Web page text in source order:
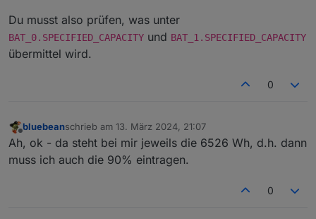
Du musst also prüfen, was unter
BAT_0.SPECIFIED_CAPACITY und BAT_1.SPECIFIED_CAPACITY
übermittel wird.
0
Offline
bluebeanschrieb am 13. März 2024, 21:07
zuletzt editiert von
Ah, ok - da steht bei mir jeweils die 6526 Wh, d.h. dann
muss ich auch die 90% eintragen.
0